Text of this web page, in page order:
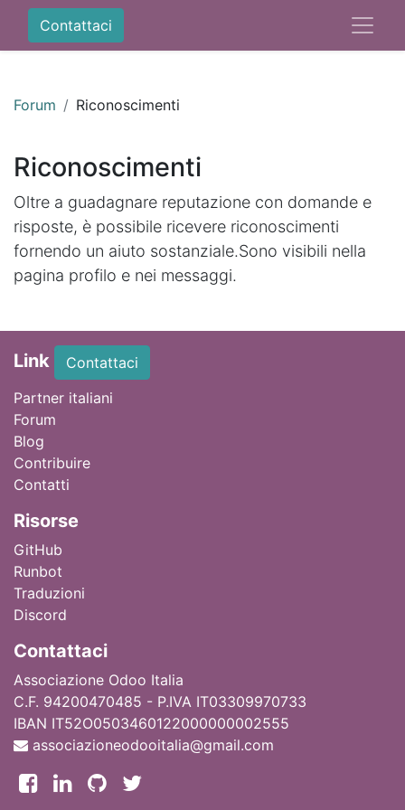
Contattaci
Forum Riconoscimenti
Riconoscimenti
Oltre a guadagnare reputazione con domande e
risposte, è possibile ricevere riconoscimenti
fornendo un aiuto sostanziale.Sono visibili nella
pagina profilo e nei messaggi.
Link
Contattaci
Partner italiani
Forum
Blog
Contribuire
Contatti
Risorse
GitHub
Runbot
Traduzioni
Discord
Contattaci
Associazione Odoo Italia
C.F. 94200470485 - P.IVA IT03309970733
IBAN IT52O0503460122000000002555
associazioneodooitalia@gmail.com